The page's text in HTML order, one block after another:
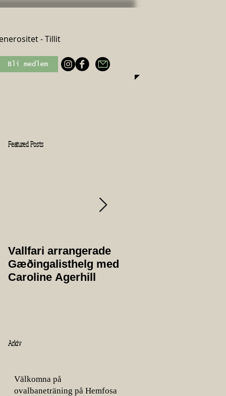
Bli medlem
- Tillit
Featured Posts
Vallfari arrangerade
Gæðingalisthelg med
Caroline Agerhill
Arkiv
Välkomna på
ovalbaneträning på Hemfosa